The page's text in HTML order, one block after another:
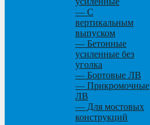
— С
вертикальным
выпуском
— Бетонные
усиленные без
уголка
— Бортовые ЛВ
— Прикромочные
ЛВ
— Для мостовых
конструкций